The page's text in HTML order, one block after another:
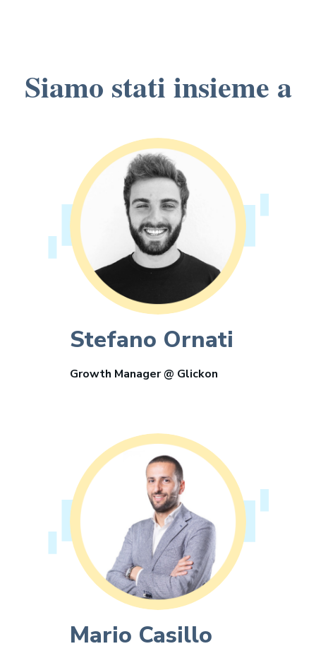
Siamo stati insieme a
Stefano Ornati
Growth Manager @ Glickon
Mario Casillo